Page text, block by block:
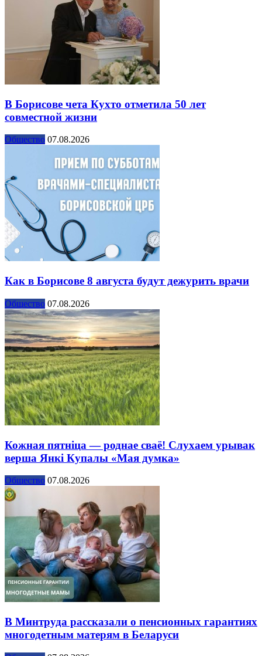
В Борисове чета Кухто отметила 50 лет
совместной жизни
Общество 07.08.2026
Как в Борисове 8 августа будут дежурить врачи
Общество 07.08.2026
Кожная пятніца — роднае сваё! Слухаем урывак
верша Янкі Купалы «Мая думка»
Общество 07.08.2026
В Минтруда рассказали о пенсионных гарантиях
многодетным матерям в Беларуси